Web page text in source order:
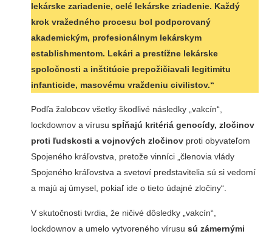
lekárske zariadenie, celé lekárske zriadenie. Každý
krok vražedného procesu bol podporovaný
akademickým, profesionálnym lekárskym
establishmentom. Lekári a prestížne lekárske
spoločnosti a inštitúcie prepožičiavali legitimitu
infanticide, masovému vraždeniu civilistov.“
Podľa žalobcov všetky škodlivé následky „vakcín“,
lockdownov a vírusu spĺňajú kritériá genocídy, zločinov
proti ľudskosti a vojnových zločinovproti obyvateľom
Spojeného kráľovstva, pretože vinníci „členovia vlády
Spojeného kráľovstva a svetoví predstavitelia sú si vedomí
a majú aj úmysel, pokiaľ ide o tieto údajné zločiny“.
V skutočnosti tvrdia, že ničivé dôsledky „vakcín“,
lockdownov a umelo vytvoreného vírusu sú zámernými